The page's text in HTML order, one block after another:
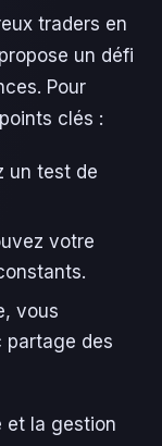
traders en
un défi
Pour
clés :
un test de
votre
vous
partage des
et la gestion